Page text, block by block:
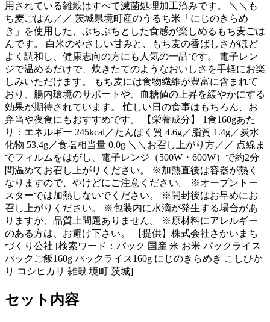
用されている雑穀はすべて滅菌処理加工済みです。 ＼＼も
ち麦ごはん／／ 茨城県境町産のうるち米「にじのきらめ
き」を使用した、ぷちぷちとした食感が楽しめるもち麦ごは
んです。 白米のやさしい甘みと、もち麦の香ばしさがほど
よく調和し、健康志向の方にも人気の一品です。 電子レン
ジで温めるだけで、炊きたてのようなおいしさを手軽にお楽
しみいただけます。 もち麦には食物繊維が豊富に含まれて
おり、腸内環境のサポートや、血糖値の上昇を緩やかにする
効果が期待されています。 忙しい日の食事はもちろん、お
弁当や夜食にもおすすめです。 【栄養成分】 1食160gあた
り：エネルギー 245kcal／たんぱく質 4.6g／脂質 1.4g／炭水
化物 53.4g／食塩相当量 0.0g ＼＼お召し上がり方／／ 点線ま
でフィルムをはがし、電子レンジ（500W・600W）で約2分
間温めてお召し上がりください。 ※加熱直後は容器が熱く
なりますので、やけどにご注意ください。 ※オーブントー
スターでは加熱しないでください。 ※開封後はお早めにお
召し上がりください。 ※包装内に水滴が発生する場合があ
りますが、品質上問題ありません。 ※原材料にアレルギー
のある方は、お避け下さい。 【提供】株式会社さかいまち
づくり公社 [検索ワード：パック 国産 米 お米 パックライス
パックご飯160g パックライス160g にじのきらめき こしひか
り コシヒカリ 雑穀 境町 茨城]
セット内容